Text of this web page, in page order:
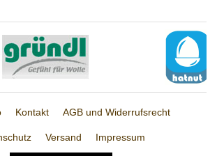
Kontakt AGB und Widerrufsrecht
Versand Impressum